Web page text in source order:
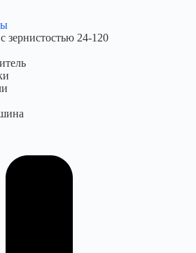
зернистостью 24-120